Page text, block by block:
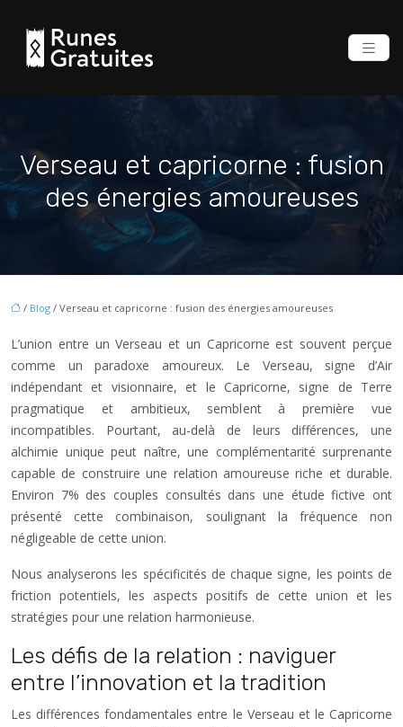
Verseau et capricorne : fusion
des énergies amoureuses
/ Blog / Verseau et capricorne : fusion des énergies amoureuses
L’union entre un Verseau et un Capricorne est souvent perçue
comme un paradoxe amoureux. Le Verseau, signe d’Air
indépendant et visionnaire, et le Capricorne, signe de Terre
pragmatique et ambitieux, semblent à première vue
incompatibles. Pourtant, au-delà de leurs différences, une
alchimie unique peut naître, une complémentarité surprenante
capable de construire une relation amoureuse riche et durable.
Environ 7% des couples consultés dans une étude fictive ont
présenté cette combinaison, soulignant la fréquence non
négligeable de cette union.
Nous analyserons les spécificités de chaque signe, les points de
friction potentiels, les aspects positifs de cette union et les
stratégies pour une relation harmonieuse.
Les défis de la relation : naviguer
entre l’innovation et la tradition
Les différences fondamentales entre le Verseau et le Capricorne